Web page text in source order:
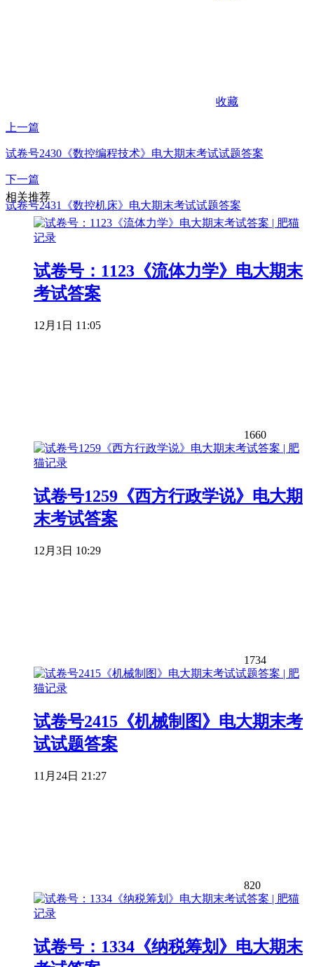
收藏
上一篇
试卷号2430《数控编程技术》电大期末考试试题答案
下一篇
试卷号2431《数控机床》电大期末考试试题答案
相关推荐
试卷号：1123《流体力学》电大期末
考试答案
12月1日 11:05
1660
试卷号1259《西方行政学说》电大期
末考试答案
12月3日 10:29
1734
试卷号2415《机械制图》电大期末考
试试题答案
11月24日 21:27
820
试卷号：1334《纳税筹划》电大期末